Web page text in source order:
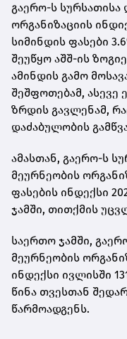
გაერო-ს
ორგანიზაციის
სიმინდის ფასები
შეუწყო აშშ-ის
ამინდის გამო
შეშფოთებამ, ასევე
ზრდის გავლენამ,
დაძაბულობის
ამასთან, გაერო-ს
მეურნეობის
ფასების ინდექსი
ჯამში, თითქმის
საერთო ჯამში,
მეურნეობის
ინდექსი ივლისში
წინა თვესთან
წარმოადგენს.